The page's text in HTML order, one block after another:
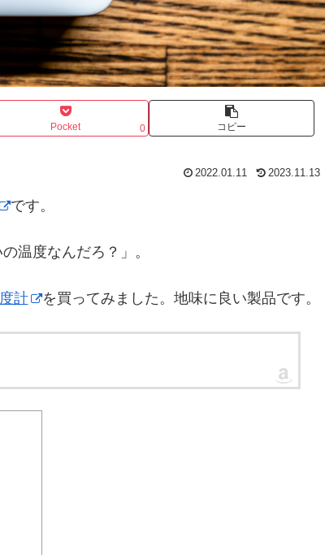
Pocket 0 コピー
2022.01.11 2023.11.13
です。
温度なんだろ？」。
計 を買ってみました。地味に良い製品です。